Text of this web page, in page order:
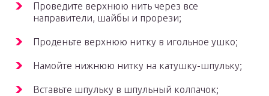
Проведите верхнюю нить через все
направители, шайбы и прорези;
Проденьте верхнюю нитку в игольное ушко;
Намойте нижнюю нитку на катушку-шпульку;
Вставьте шпульку в шпульный колпачок;